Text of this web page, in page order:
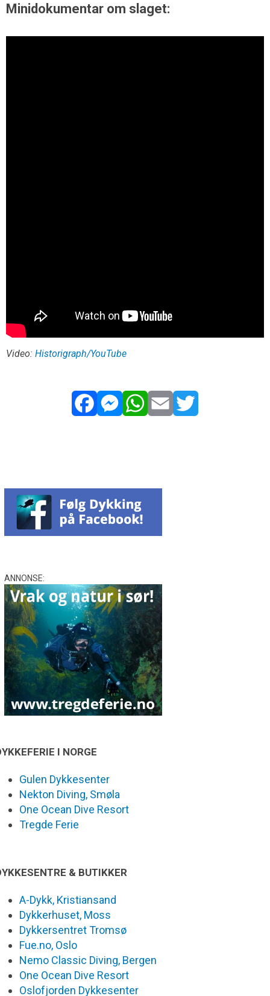
Minidokumentar om slaget:
Video: Historigraph/YouTube
ANNONSE:
I NORGE
Gulen Dykkesenter
Nekton Diving, Smøla
One Ocean Dive Resort
Tregde Ferie
& BUTIKKER
A-Dykk, Kristiansand
Dykkerhuset, Moss
Dykkersentret Tromsø
Fue.no, Oslo
Nemo Classic Diving, Bergen
One Ocean Dive Resort
Oslofjorden Dykkesenter